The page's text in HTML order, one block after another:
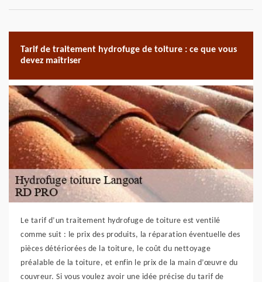
Tarif de traitement hydrofuge de toiture : ce que vous
devez maîtriser
Le tarif d’un traitement hydrofuge de toiture est ventilé
comme suit : le prix des produits, la réparation éventuelle des
pièces détériorées de la toiture, le coût du nettoyage
préalable de la toiture, et enfin le prix de la main d’œuvre du
couvreur. Si vous voulez avoir une idée précise du tarif de